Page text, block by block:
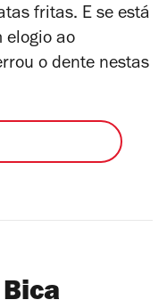
fritas. E se está
elogio ao
o dente nestas